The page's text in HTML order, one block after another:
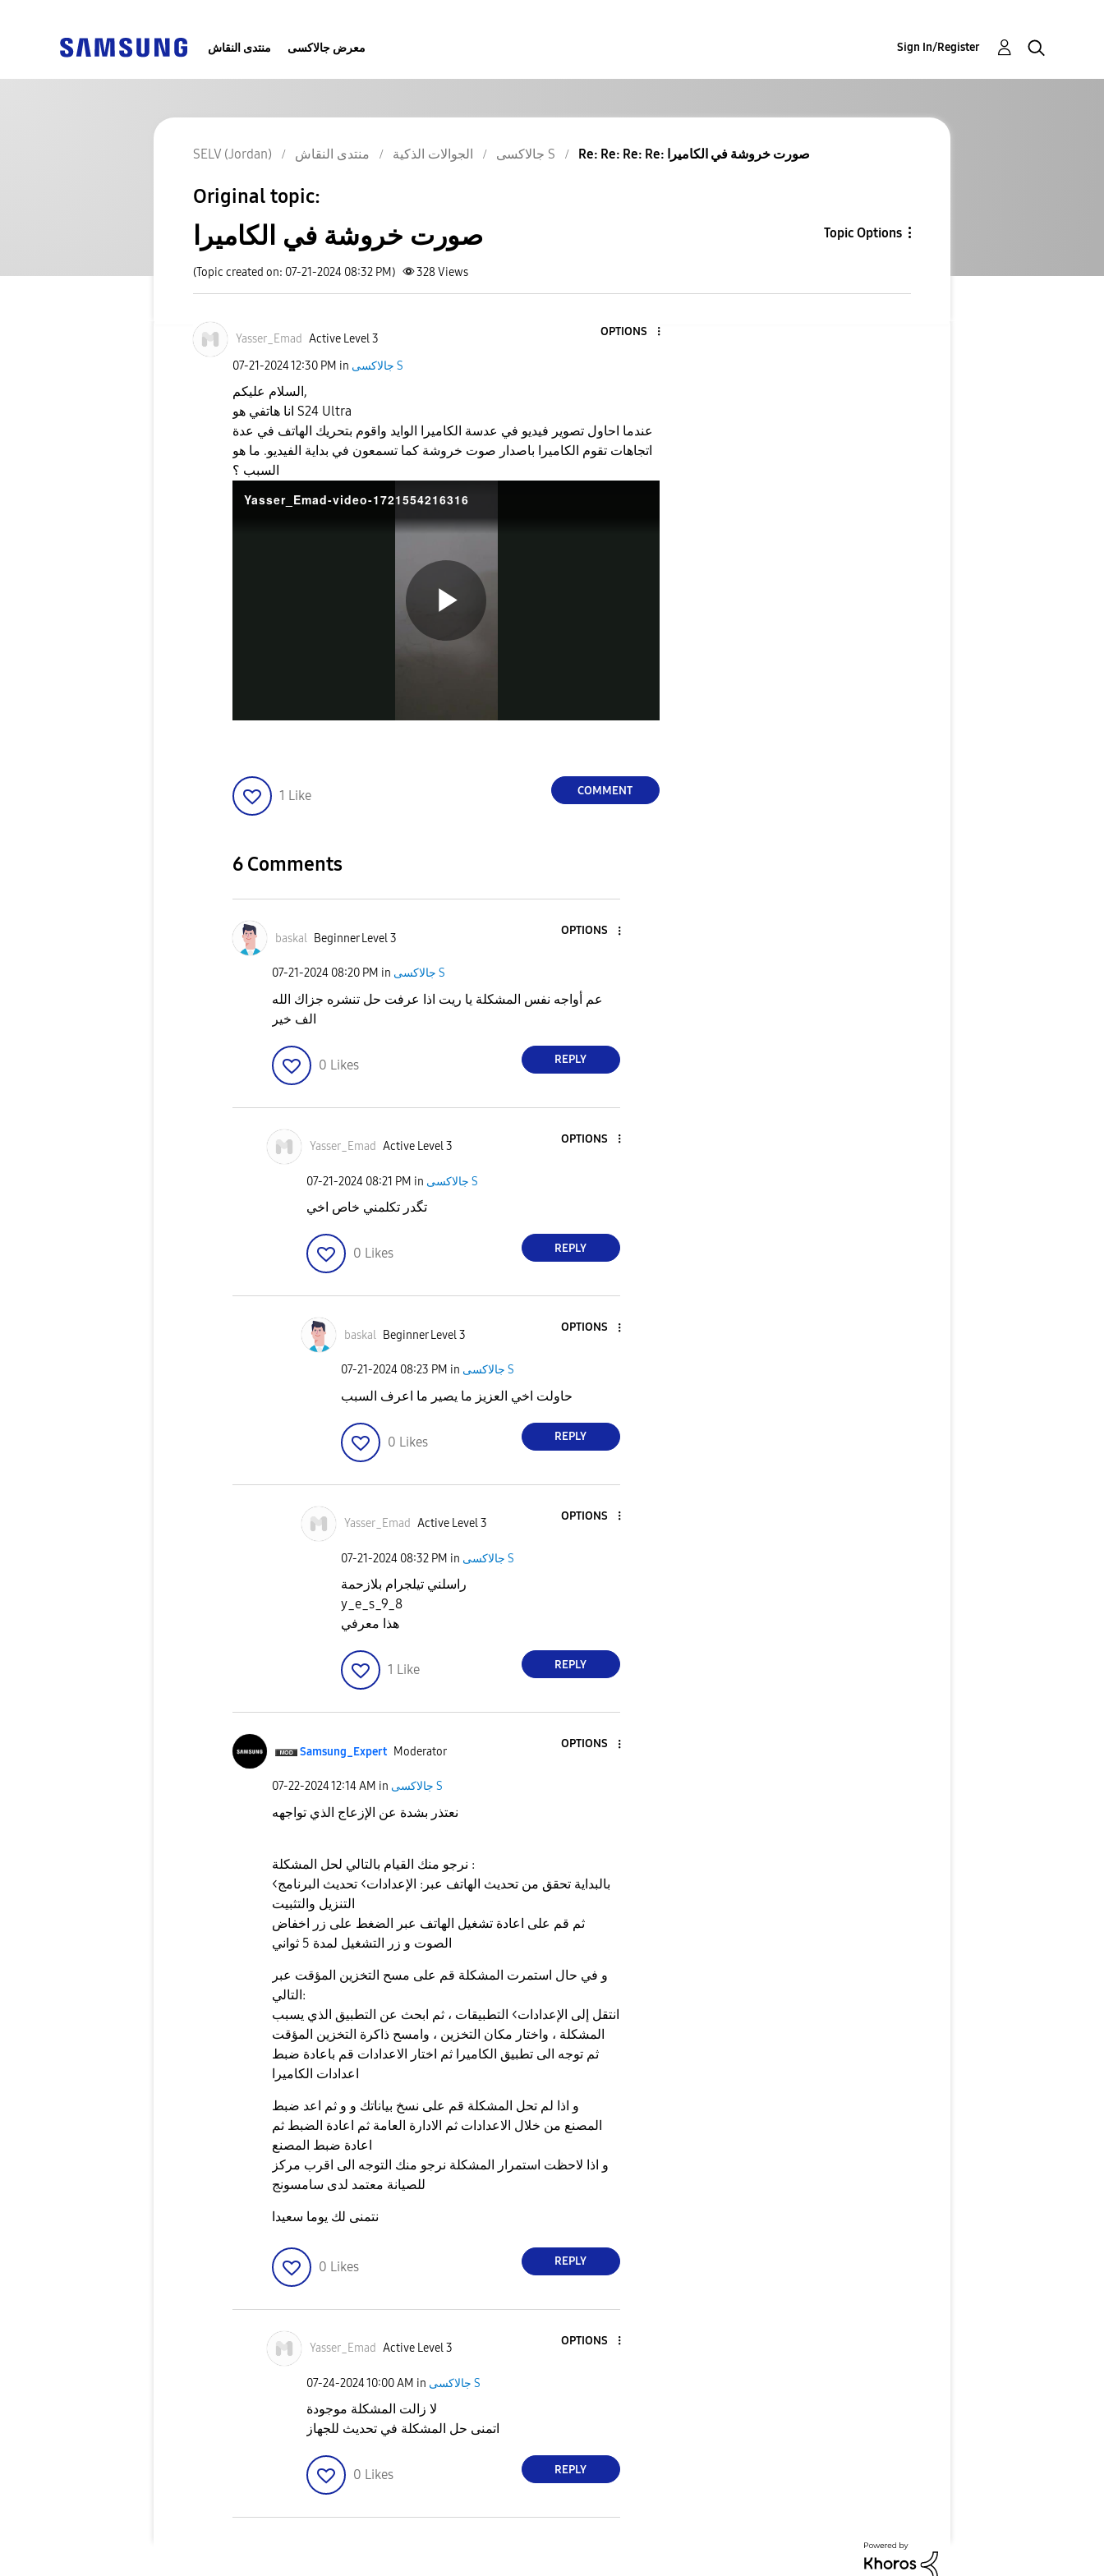
منتدى النقاش معرض جالاكسى Sign In/Register
SELV (Jordan) منتدى النقاش الجوالات الذكية جالاكسى S Re: Re: Re: Re: صورت خروشة في الكاميرا
Original topic:
صورت خروشة في الكاميرا Topic Options
(Topic created on: 07-21-2024 08:32 PM) 328Views
Yasser_Emad Active Level 3
OPTIONS
‎07-21-202412:30 PM in جالاكسى S
السلام عليكم,
انا هاتفي هو S24 Ultra
عندما احاول تصوير فيديو في عدسة الكاميرا الوايد واقوم بتحريك الهاتف في عدة
اتجاهات تقوم الكاميرا باصدار صوت خروشة كما تسمعون في بداية الفيديو. ما هو
Yasser_Emad-video-1721554216316
P
l
o
1 Like COMMENT
6 Comments
baskal Beginner Level 3
OPTIONS
‎07-21-2024 08:20 PM in جالاكسى S
عم أواجه نفس المشكلة يا ريت اذا عرفت حل تنشره جزاك الله
الف خير
0 Likes REPLY
Yasser_Emad Active Level 3
OPTIONS
‎07-21-2024 08:21 PM in جالاكسى S
تگدر تكلمني خاص اخي
0 Likes REPLY
baskal Beginner Level 3
OPTIONS
‎07-21-2024 08:23 PM in جالاكسى S
حاولت اخي العزيز ما يصير ما اعرف السبب
0 Likes REPLY
Yasser_Emad Active Level 3
OPTIONS
‎07-21-2024 08:32 PM in جالاكسى S
راسلني تيلجرام بلازحمة
y_e_s_9_8
هذا معرفي
1 Like REPLY
Samsung_Expert Moderator
OPTIONS
‎07-22-202412:14 AM in جالاكسى S
نعتذر بشدة عن الإزعاج الذي تواجهه
نرجو منك القيام بالتالي لحل المشكلة :
بالبداية تحقق من تحديث الهاتف عبر: الإعدادات> تحديث البرنامج>
التنزيل والتثبيت
ثم قم على اعادة تشغيل الهاتف عبر الضغط على زر اخفاض
الصوت و زر التشغيل لمدة 5 ثواني
و في حال استمرت المشكلة قم على مسح التخزين المؤقت عبر
التالي:
انتقل إلى الإعدادات> التطبيقات ، ثم ابحث عن التطبيق الذي يسبب
المشكلة ، واختار مكان التخزين ، وامسح ذاكرة التخزين المؤقت
ثم توجه الى تطبيق الكاميرا ثم اختار الاعدادات قم باعادة ضبط
اعدادات الكاميرا
و اذا لم تحل المشكلة قم على نسخ بياناتك و و ثم اعد ضبط
المصنع من خلال الاعدادات ثم الادارة العامة ثم اعادة الضبط ثم
اعادة ضبط المصنع
و اذا لاحظت استمرار المشكلة نرجو منك التوجه الى اقرب مركز
للصيانة معتمد لدى سامسونج
نتمنى لك يوما سعيدا
0 Likes REPLY
Yasser_Emad Active Level 3
OPTIONS
‎07-24-202410:00 AM in جالاكسى S
لا زالت المشكلة موجودة
اتمنى حل المشكلة في تحديث للجهاز
0 Likes REPLY